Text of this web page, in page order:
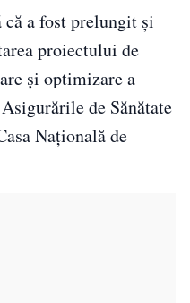
a fost prelungit și
proiectului de
și optimizare a
de Sănătate
Națională de